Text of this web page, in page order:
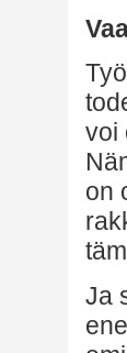
voi
on
Ja